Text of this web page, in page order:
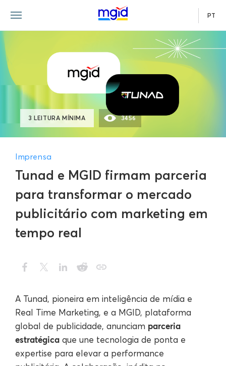
PT
Tunad e MGID firmam parceria
para transformar o mercado
publicitário com marketing em
tempo real
Imprensa
3 LEITURA MÍNIMA 3456
A Tunad, pioneira em inteligência de mídia e
Real Time Marketing, e a MGID, plataforma
global de publicidade, anunciam parceria
estratégica que une tecnologia de ponta e
expertise para elevar a performance